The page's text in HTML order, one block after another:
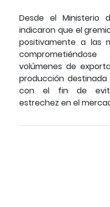
Desde el Ministerio
indicaron que el
positivamente a las
volúmenes de
producción
con el fin de
estrechez en el